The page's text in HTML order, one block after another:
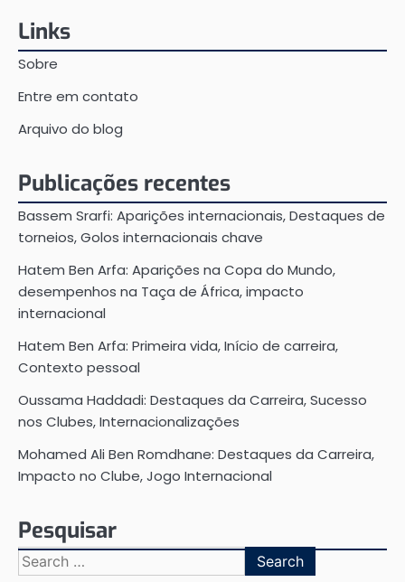
Links
Sobre
Entre em contato
Arquivo do blog
Publicações recentes
Bassem Srarfi: Aparições internacionais, Destaques de
torneios, Golos internacionais chave
Hatem Ben Arfa: Aparições na Copa do Mundo,
desempenhos na Taça de África, impacto
internacional
Hatem Ben Arfa: Primeira vida, Início de carreira,
Contexto pessoal
Oussama Haddadi: Destaques da Carreira, Sucesso
nos Clubes, Internacionalizações
Mohamed Ali Ben Romdhane: Destaques da Carreira,
Impacto no Clube, Jogo Internacional
Pesquisar
Search
for: